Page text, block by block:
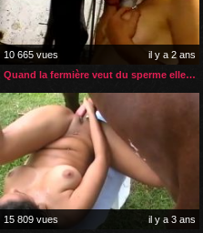
10 665 vues
il y a 2 ans
Quand la fermière veut du sperme elle va directement à la pompe
15 809 vues
il y a 3 ans